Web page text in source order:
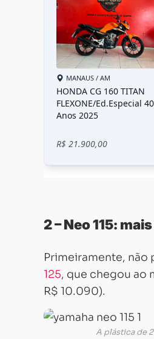
2 – Neo 115:
Primeiramente, não
125, que chegou ao
R$ 10.090).
A plástica de